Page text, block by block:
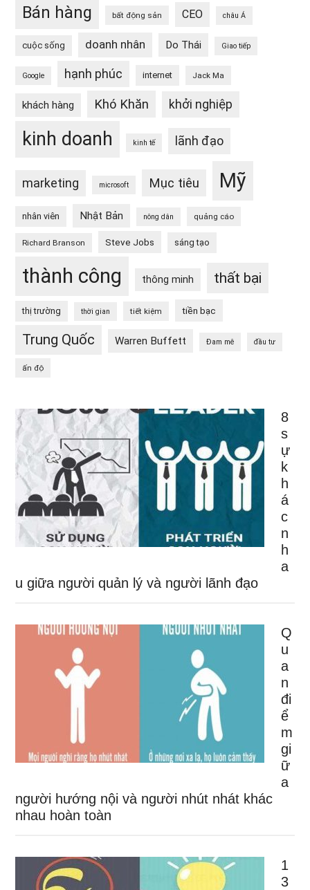
Bán hàng bất động sản CEO châu Á
cuộc sống doanh nhân Do Thái Giao tiếp
Google hạnh phúc internet Jack Ma
khách hàng Khó Khăn khởi nghiệp
kinh doanh kinh tế lãnh đạo
marketing microsoft Mục tiêu Mỹ
nhân viên Nhật Bản nông dân quảng cáo
Richard Branson Steve Jobs sáng tạo
thành công thông minh thất bại
thị trường thời gian tiết kiệm tiền bạc
Trung Quốc Warren Buffett Đam mê đầu tư
ấn độ
8
s
ự
k
h
á
c
n
h
a
u giữa người quản lý và người lãnh đạo
Q
u
a
n
đi
ể
m
gi
ữ
a
người hướng nội và người nhút nhát khác
nhau hoàn toàn
1
3